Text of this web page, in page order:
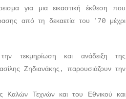
για μια εικαστική έκθεση που
από τη δεκαετία του ’70 μέχρι
τεκμηρίωση και ανάδειξη της
Ζηδιανάκης, παρουσιάζουν την
Καλών Τεχνών και του Εθνικού και